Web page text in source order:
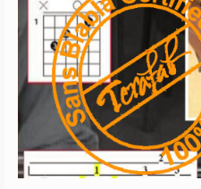
Mister